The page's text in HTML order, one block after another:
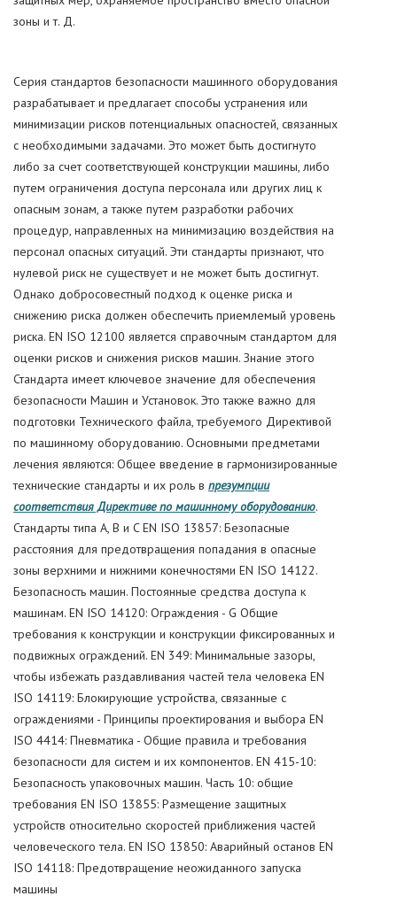
зоны и т. Д.
Серия стандартов безопасности машинного оборудования
разрабатывает и предлагает способы устранения или
минимизации рисков потенциальных опасностей, связанных
с необходимыми задачами. Это может быть достигнуто
либо за счет соответствующей конструкции машины, либо
путем ограничения доступа персонала или других лиц к
опасным зонам, а также путем разработки рабочих
процедур, направленных на минимизацию воздействия на
персонал опасных ситуаций. Эти стандарты признают, что
нулевой риск не существует и не может быть достигнут.
Однако добросовестный подход к оценке риска и
снижению риска должен обеспечить приемлемый уровень
риска. EN ISO 12100 является справочным стандартом для
оценки рисков и снижения рисков машин. Знание этого
Стандарта имеет ключевое значение для обеспечения
безопасности Машин и Установок. Это также важно для
подготовки Технического файла, требуемого Директивой
по машинному оборудованию. Основными предметами
лечения являются: Общее введение в гармонизированные
технические стандарты и их роль в презумпции
соответствия Директиве по машинному оборудованию.
Стандарты типа A, B и C EN ISO 13857: Безопасные
расстояния для предотвращения попадания в опасные
зоны верхними и нижними конечностями EN ISO 14122.
Безопасность машин. Постоянные средства доступа к
машинам. EN ISO 14120: Ограждения - G Общие
требования к конструкции и конструкции фиксированных и
подвижных ограждений. EN 349: Минимальные зазоры,
чтобы избежать раздавливания частей тела человека EN
ISO 14119: Блокирующие устройства, связанные с
ограждениями - Принципы проектирования и выбора EN
ISO 4414: Пневматика - Общие правила и требования
безопасности для систем и их компонентов. EN 415-10:
Безопасность упаковочных машин. Часть 10: общие
требования EN ISO 13855: Размещение защитных
устройств относительно скоростей приближения частей
человеческого тела. EN ISO 13850: Аварийный останов EN
ISO 14118: Предотвращение неожиданного запуска
машины